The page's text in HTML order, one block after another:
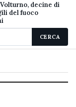
decine di
del fuoco
CERCA